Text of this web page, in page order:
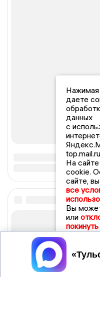
Нажимая
даете
данных
с
На
cookie.
сайте,
все
Вы
или